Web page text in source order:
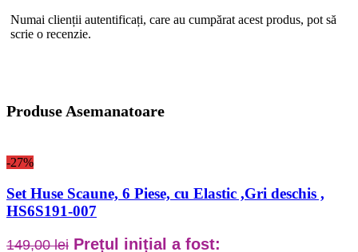
Numai clienții autentificați, care au cumpărat acest produs, pot să
scrie o recenzie.
Produse Asemanatoare
-27%
Set Huse Scaune, 6 Piese, cu Elastic ,Gri deschis ,
HS6S191-007
149,00lei Prețul inițial a fost: